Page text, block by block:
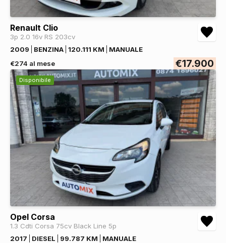
Renault Clio
3p 2.0 16v RS 203cv
2009
BENZINA 120.111 KM
MANUALE
€274 al mese
€17.900
Disponibile
Opel Corsa
1.3 Cdti Corsa 75cv Black Line 5p
2017
DIESEL 99.787 KM
MANUALE